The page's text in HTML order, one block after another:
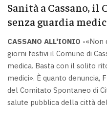
Sanità a Cassano, il
senza guardia
CASSANO ALL'IONIO -«Non
giorni festivi il Comune di
medica. Basta con il solito
medici». È quanto denuncia,
del Comitato Spontaneo di
salute pubblica della città